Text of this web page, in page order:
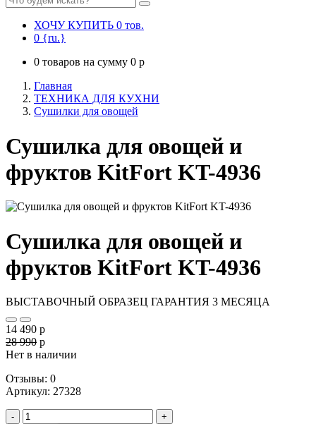
ХОЧУ КУПИТЬ 0 тов.
0 {ru.}
0 товаров на сумму 0 p
Главная
ТЕХНИКА ДЛЯ КУХНИ
Сушилки для овощей
Сушилка для овощей и
фруктов KitFort KT-4936
Сушилка для овощей и
фруктов KitFort KT-4936
ВЫСТАВОЧНЫЙ ОБРАЗЕЦ ГАРАНТИЯ 3 МЕСЯЦА
14 490 p
28 990 p
Нет в наличии
Отзывы: 0
Артикул: 27328
-
+